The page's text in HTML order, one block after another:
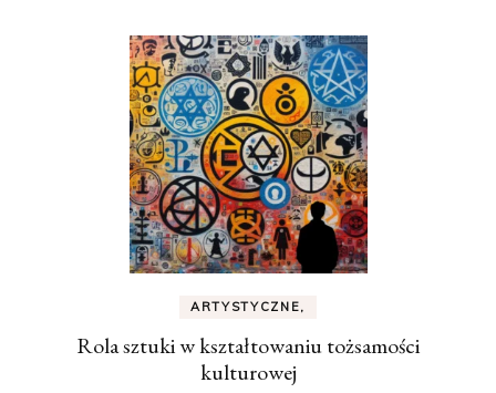
ARTYSTYCZNE,
Rola sztuki w kształtowaniu tożsamości
kulturowej